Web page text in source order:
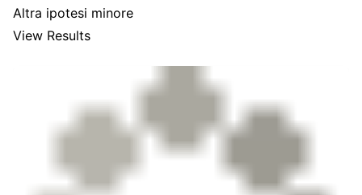
Altra ipotesi minore
View Results